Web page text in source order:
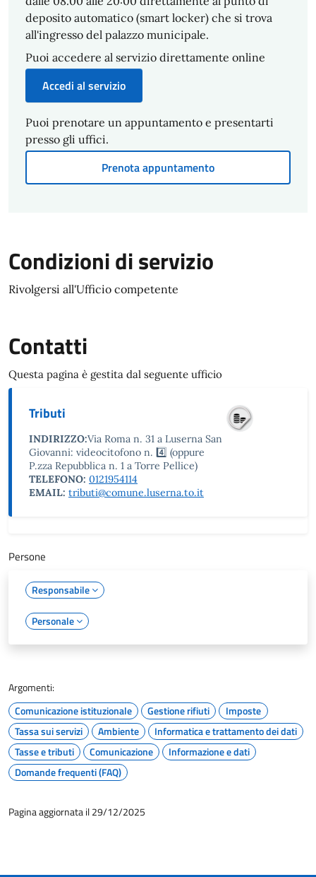
deposito automatico (smart locker) che si trova
all'ingresso del palazzo municipale.
Puoi accedere al servizio direttamente online
Accedi al servizio
Puoi prenotare un appuntamento e presentarti
presso gli uffici.
Prenota appuntamento
Condizioni di servizio
Rivolgersi all'Ufficio competente
Contatti
Questa pagina è gestita dal seguente ufficio
Tributi
INDIRIZZO:Via Roma n. 31 a Luserna San
Giovanni: videocitofono n. 4️⃣ (oppure
P.zza Repubblica n. 1 a Torre Pellice)
TELEFONO: 0121954114
EMAIL: tributi@comune.luserna.to.it
Persone
Responsabile
Personale
Argomenti:
Comunicazione istituzionale
Gestione rifiuti
Imposte
Tassa sui servizi
Ambiente
Informatica e trattamento dei dati
Tasse e tributi
Comunicazione
Informazione e dati
Domande frequenti (FAQ)
Pagina aggiornata il 29/12/2025